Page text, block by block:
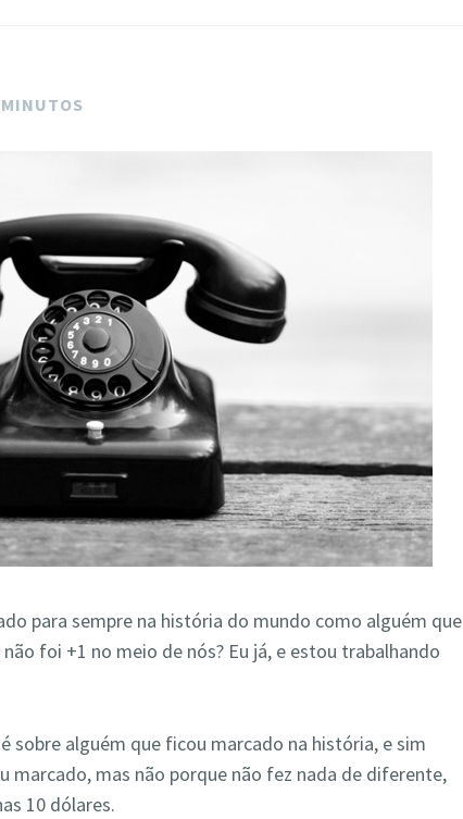
para sempre na história do mundo como alguém que
foi +1 no meio de nós? Eu já, e estou trabalhando
sobre alguém que ficou marcado na história, e sim
marcado, mas não porque não fez nada de diferente,
10 dólares.